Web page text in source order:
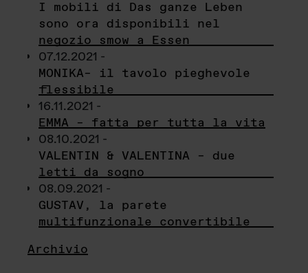
I mobili di Das ganze Leben
sono ora disponibili nel
negozio smow a Essen
07.12.2021 -
MONIKA– il tavolo pieghevole
flessibile
16.11.2021 -
EMMA – fatta per tutta la vita
08.10.2021 -
VALENTIN & VALENTINA – due
letti da sogno
08.09.2021 -
GUSTAV, la parete
multifunzionale convertibile
Archivio